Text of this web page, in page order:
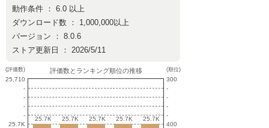
動作条件 ： 6.0 以上
ダウンロード数 ： 1,000,000以上
バージョン ： 8.0.6
ストア更新日 ： 2026/5/11
(評価数)
25,710
-
-
-
-
25.7K
評価数とランキング順位の推移
25.7K
25.7K 25.7K
25.7K 25.7K
25.7K 25.7K
25.7K 25.7K
25.7K
(順位)
300
-
-
-
-
400